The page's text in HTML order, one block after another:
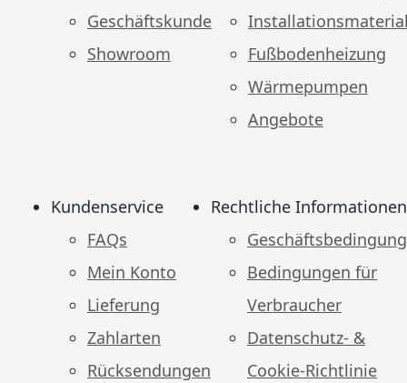
Geschäftskunde
Showroom
Fußbodenheizung
Wärmepumpen
Angebote
Kundenservice
FAQs
Mein Konto
Lieferung
Zahlarten
Rücksendungen
Rechtliche Informationen
Bedingungen für
Verbraucher
Datenschutz- &
Cookie-Richtlinie